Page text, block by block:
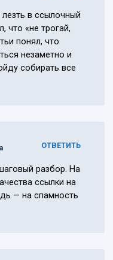
в ссылочный
что «не трогай,
понял, что
незаметно и
собирать все
ОТВЕТИТЬ
разбор. На
ссылки на
— на спамность